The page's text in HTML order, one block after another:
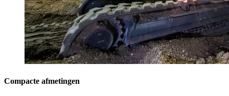
Compacte afmetingen